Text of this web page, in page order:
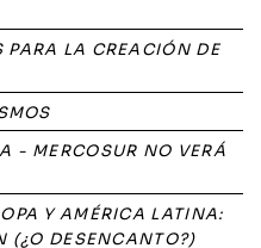
PARA LA CREACIÓN DE
- MERCOSUR NO VERÁ
Y AMÉRICA LATINA:
(¿O DESENCANTO?)